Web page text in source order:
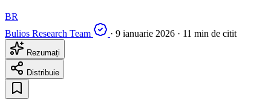
BR
Bulios Research Team
· 9 ianuarie 2026 · 11 min de citit
Rezumați
Distribuie